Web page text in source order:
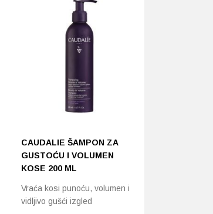
CAUDALIE ŠAMPON ZA
GUSTOĆU I VOLUMEN
KOSE 200 ML
Vraća kosi punoću, volumen i
vidljivo gušći izgled